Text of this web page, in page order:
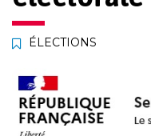
ÉLECTIONS